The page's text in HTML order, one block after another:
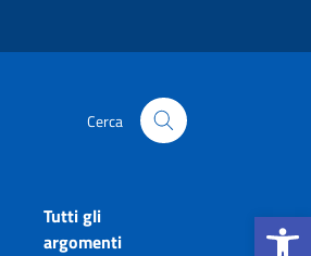
Apri la
Cerca
Tutti gli
argomenti